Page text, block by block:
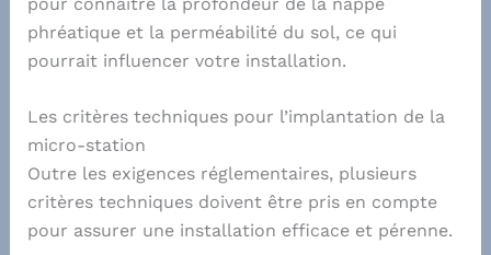
phréatique et la perméabilité du sol, ce qui
pourrait influencer votre installation.
Les critères techniques pour l’implantation de la
micro-station
Outre les exigences réglementaires, plusieurs
critères techniques doivent être pris en compte
pour assurer une installation efficace et pérenne.